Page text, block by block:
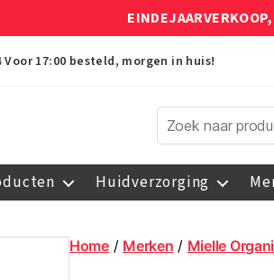
Voor 17:00 besteld, morgen in huis!
Huidverzorging
Home/ Merken / Mielle